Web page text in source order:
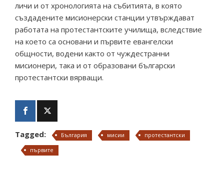
личи и от хронологията на събитията, в която
създадените мисионерски станции утвърждават
работата на протестантските училища, вследствие
на което са основани и първите евангелски
общности, водени както от чуждестранни
мисионери, така и от образовани български
протестантски вярващи.
Tagged: България мисии
протестантски
първите